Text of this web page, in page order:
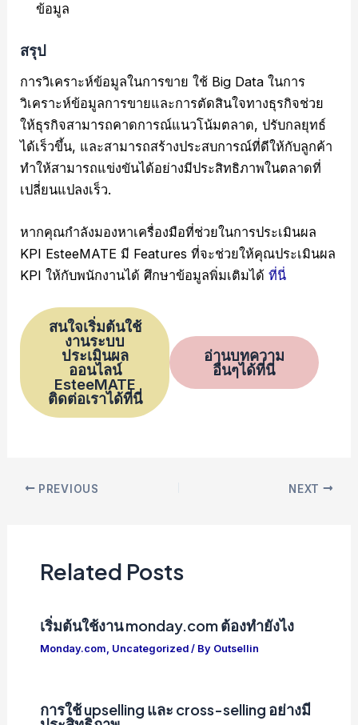
ข้อมูล
สรุป
การวิเคราะห์ข้อมูลในการขาย ใช้ Big Data ในการ
วิเคราะห์ข้อมูลการขายและการตัดสินใจทางธุรกิจช่วย
ให้ธุรกิจสามารถคาดการณ์แนวโน้มตลาด, ปรับกลยุทธ์
ได้เร็วขึ้น, และสามารถสร้างประสบการณ์ที่ดีให้กับลูกค้า
ทำให้สามารถแข่งขันได้อย่างมีประสิทธิภาพในตลาดที่
เปลี่ยนแปลงเร็ว.
หากคุณกำลังมองหาเครื่องมือที่ช่วยในการประเมินผล
KPI EsteeMATE มี Features ที่จะช่วยให้คุณประเมินผล
KPI ให้กับพนักงานได้ ศึกษาข้อมูลพิ่มเติมได้ที่นี่
สนใจเริ่มต้นใช้
งานระบบ
ประเมินผล
ออนไลน์
EsteeMATE
ติดต่อเราได้ที่นี่
อ่านบทความ
อื่นๆได้ที่นี่
Post PREVIOUS NEXT
Related Posts
เริ่มต้นใช้งาน monday.com ต้องทำยังไง
Monday.com, Uncategorized/ By Outsellin
การใช้ upselling และ cross-selling อย่างมี